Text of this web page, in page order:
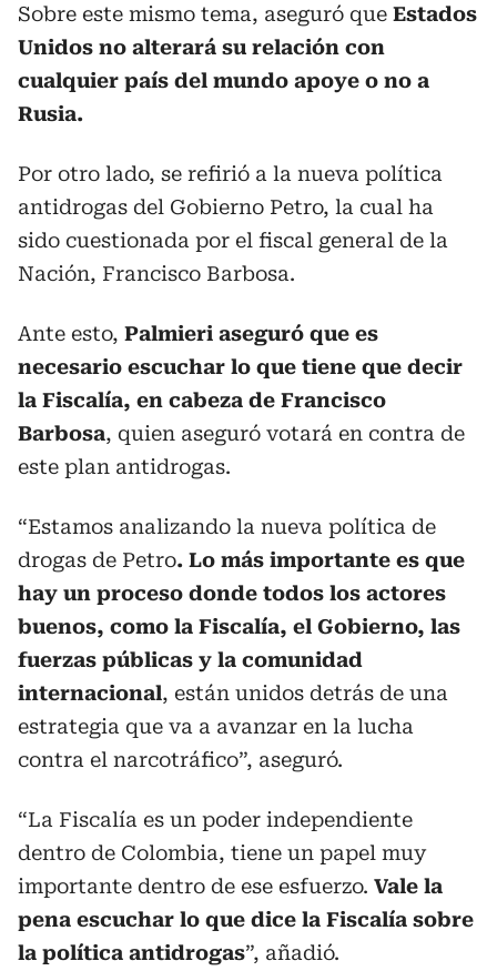
Sobre este mismo tema, aseguró que Estados
Unidos no alterará su relación con
cualquier país del mundo apoye o no a
Rusia.
Por otro lado, se refirió a la nueva política
antidrogas del Gobierno Petro, la cual ha
sido cuestionada por el fiscal general de la
Nación, Francisco Barbosa.
Ante esto, Palmieri aseguró que es
necesario escuchar lo que tiene que decir
la Fiscalía, en cabeza de Francisco
Barbosa, quien aseguró votará en contra de
este plan antidrogas.
“Estamos analizando la nueva política de
drogas de Petro. Lo más importante es que
hay un proceso donde todos los actores
buenos, como la Fiscalía, el Gobierno, las
fuerzas públicas y la comunidad
internacional, están unidos detrás de una
estrategia que va a avanzar en la lucha
contra el narcotráfico”, aseguró.
“La Fiscalía es un poder independiente
dentro de Colombia, tiene un papel muy
importante dentro de ese esfuerzo. Vale la
pena escuchar lo que dice la Fiscalía sobre
la política antidrogas”, añadió.